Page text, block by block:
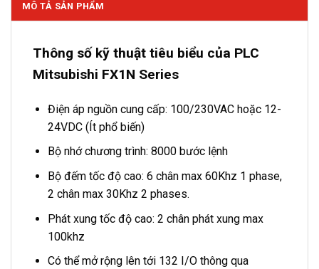
MÔ TẢ SẢN PHẨM
Thông số kỹ thuật tiêu biểu của PLC
Mitsubishi FX1N Series
Điện áp nguồn cung cấp: 100/230VAC hoặc 12-
24VDC (Ít phổ biến)
Bộ nhớ chương trình: 8000 bước lệnh
Bộ đếm tốc độ cao: 6 chân max 60Khz 1 phase,
2 chân max 30Khz 2 phases.
Phát xung tốc độ cao: 2 chân phát xung max
100khz
Có thể mở rộng lên tới 132 I/O thông qua